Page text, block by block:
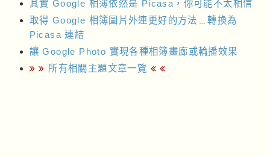
url = "https://photoslibrary.googleapis.com/v1/albu
ms",
options = {
"method": "post",
"headers": {
"Authorization": "Bearer " + access_token,
"Content-Type": "application/json"
其實 Google 相簿依然是 Picasa，你可能不太相信
取得 Google 相簿圖片外連更好的方法﹍轉換為
Picasa 連結
讓 Google Photo 實現各種相簿畫廊或輪播效果
所有相關主題文章一覽